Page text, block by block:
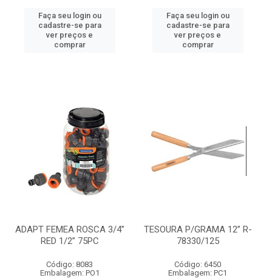
Faça seu login ou
cadastre-se para
ver preços e
comprar
Faça seu login ou
cadastre-se para
ver preços e
comprar
ADAPT FEMEA ROSCA 3/4”
RED 1/2” 75PC
Código: 8083
Embalagem: PO1
TESOURA P/GRAMA 12” R-
78330/125
Código: 6450
Embalagem: PC1